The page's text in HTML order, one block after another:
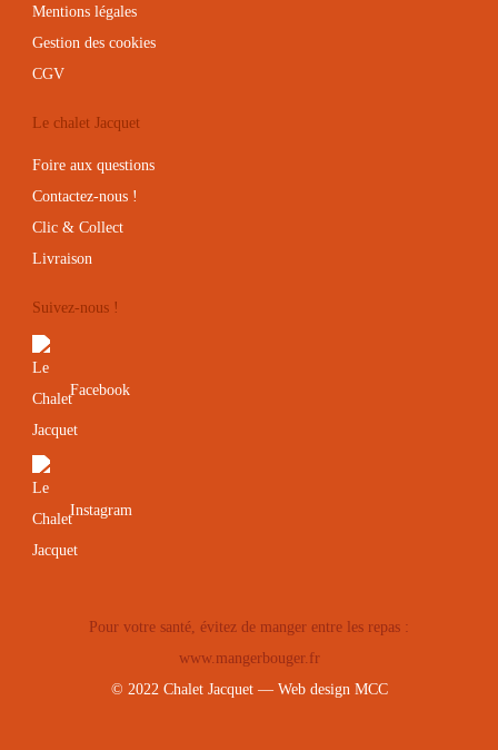
Mentions légales
Gestion des cookies
CGV
Le chalet Jacquet
Foire aux questions
Contactez-nous !
Clic & Collect
Livraison
Suivez-nous !
Facebook
Instagram
Pour votre santé, évitez de manger entre les repas :
www.mangerbouger.fr
© 2022 Chalet Jacquet — Web design MCC